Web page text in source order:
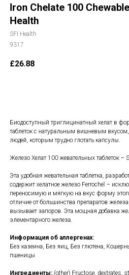
Iron Chelate 100
Health
SFI Health
9317
£26.88
Биодоступный триглицинатный хелат в
таблеток с натуральным вишневым вкусом,
людей, которым трудно глотать капсулы.
Железо Хелат 100 жевательных таблеток –
Эта удобная жевательная таблетка,
содержит хелатное железо Ferrochel –
переносимую и мягкую на вкус форму
отличие от большинства препаратов
вызывает запоров. Эта мощная добавка
элементарного железа.
Информация об аллергенах:
Без казеина, Без яиц, Без глютена,
пшеницы
Ингредиенты: (other) Fructose, dextrates,